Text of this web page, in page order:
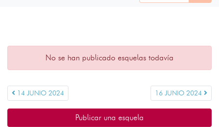
No se han publicado esquelas todavía
14 JUNIO 2024 16 JUNIO 2024
Publicar una esquela